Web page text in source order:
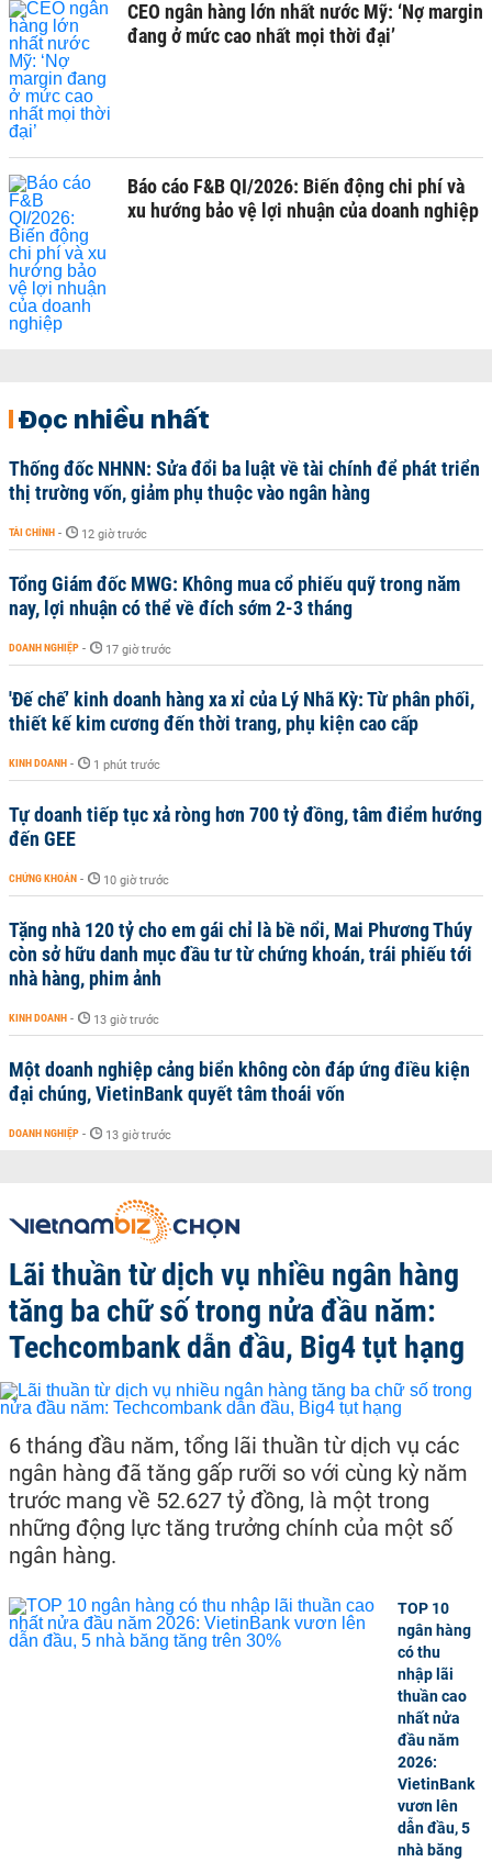
CEO ngân hàng lớn nhất nước Mỹ: ‘Nợ margin
đang ở mức cao nhất mọi thời đại’
Báo cáo F&B QI/2026: Biến động chi phí và
xu hướng bảo vệ lợi nhuận của doanh nghiệp
Đọc nhiều nhất
Thống đốc NHNN: Sửa đổi ba luật về tài chính để phát triển
thị trường vốn, giảm phụ thuộc vào ngân hàng
TÀI CHÍNH - 12 giờ trước
Tổng Giám đốc MWG: Không mua cổ phiếu quỹ trong năm
nay, lợi nhuận có thể về đích sớm 2-3 tháng
DOANH NGHIỆP - 17 giờ trước
'Đế chế’ kinh doanh hàng xa xỉ của Lý Nhã Kỳ: Từ phân phối,
thiết kế kim cương đến thời trang, phụ kiện cao cấp
KINH DOANH - 1 phút trước
Tự doanh tiếp tục xả ròng hơn 700 tỷ đồng, tâm điểm hướng
đến GEE
CHỨNG KHOÁN - 10 giờ trước
Tặng nhà 120 tỷ cho em gái chỉ là bề nổi, Mai Phương Thúy
còn sở hữu danh mục đầu tư từ chứng khoán, trái phiếu tới
nhà hàng, phim ảnh
KINH DOANH - 13 giờ trước
Một doanh nghiệp cảng biển không còn đáp ứng điều kiện
đại chúng, VietinBank quyết tâm thoái vốn
DOANH NGHIỆP - 13 giờ trước
Lãi thuần từ dịch vụ nhiều ngân hàng
tăng ba chữ số trong nửa đầu năm:
Techcombank dẫn đầu, Big4 tụt hạng
6 tháng đầu năm, tổng lãi thuần từ dịch vụ các
ngân hàng đã tăng gấp rưỡi so với cùng kỳ năm
trước mang về 52.627 tỷ đồng, là một trong
những động lực tăng trưởng chính của một số
ngân hàng.
TOP 10
ngân hàng
có thu
nhập lãi
thuần cao
nhất nửa
đầu năm
2026:
VietinBank
vươn lên
dẫn đầu, 5
nhà băng